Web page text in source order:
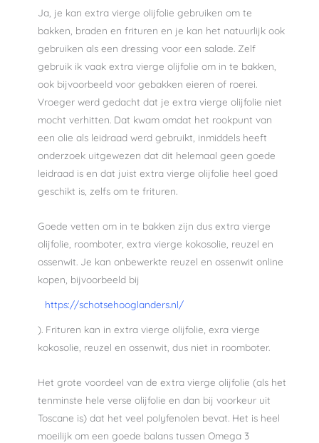
Ja, je kan extra vierge olijfolie gebruiken om te
bakken, braden en frituren en je kan het natuurlijk ook
gebruiken als een dressing voor een salade. Zelf
gebruik ik vaak extra vierge olijfolie om in te bakken,
ook bijvoorbeeld voor gebakken eieren of roerei.
Vroeger werd gedacht dat je extra vierge olijfolie niet
mocht verhitten. Dat kwam omdat het rookpunt van
een olie als leidraad werd gebruikt, inmiddels heeft
onderzoek uitgewezen dat dit helemaal geen goede
leidraad is en dat juist extra vierge olijfolie heel goed
geschikt is, zelfs om te frituren.
Goede vetten om in te bakken zijn dus extra vierge
olijfolie, roomboter, extra vierge kokosolie, reuzel en
ossenwit. Je kan onbewerkte reuzel en ossenwit online
kopen, bijvoorbeeld bij
https://schotsehooglanders.nl/
). Frituren kan in extra vierge olijfolie, exra vierge
kokosolie, reuzel en ossenwit, dus niet in roomboter.
Het grote voordeel van de extra vierge olijfolie (als het
tenminste hele verse olijfolie en dan bij voorkeur uit
Toscane is) dat het veel polyfenolen bevat. Het is heel
moeilijk om een goede balans tussen Omega 3